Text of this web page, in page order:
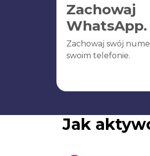
Zachowaj
WhatsApp.
Zachowaj swój
swoim telefonie.
Jak